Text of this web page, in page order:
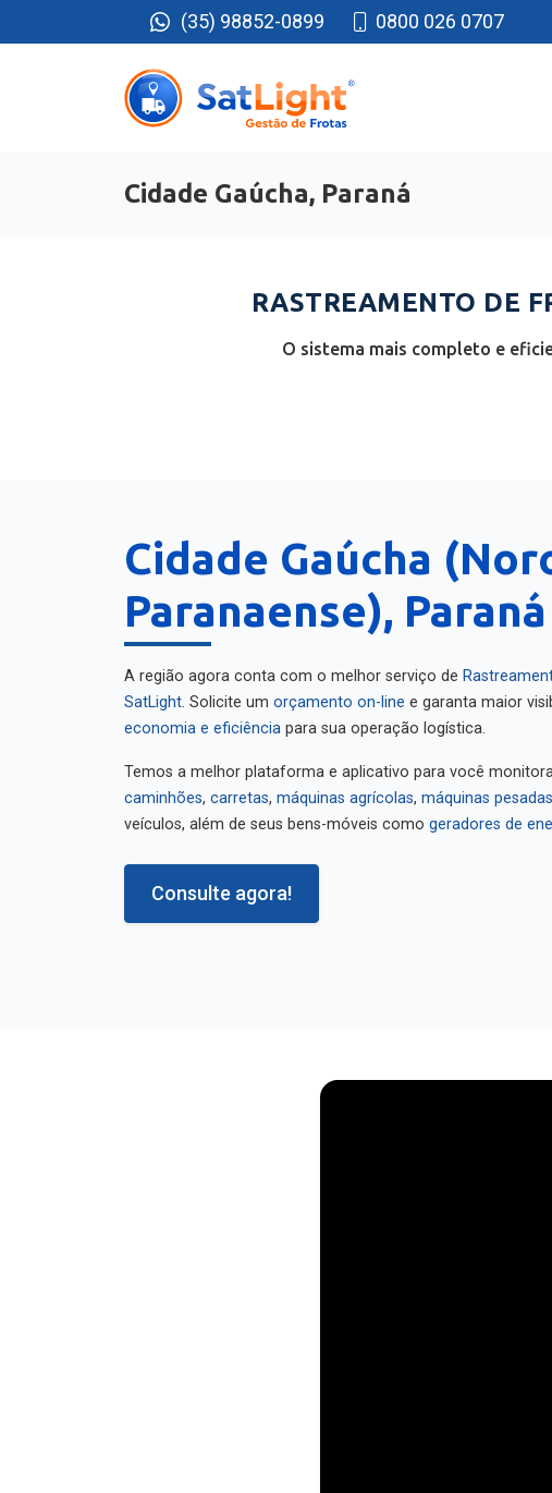
(35) 98852-0899 0800 026 0707
Cidade Gaúcha, Paraná
RASTREAMENTO DE
O sistema mais completo e
Cidade Gaúcha
Paranaense), Paraná
A região agora conta com o melhor serviço de
SatLight. Solicite um orçamento on-line e garanta maior
economia e eficiência para sua operação logística.
Temos a melhor plataforma e aplicativo para você
caminhões, carretas, máquinas agrícolas, máquinas pesadas
veículos, além de seus bens-móveis como geradores de
Consulte agora!